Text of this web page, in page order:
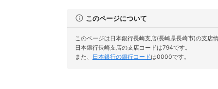
このページについて
このページは日本銀行長崎支店(長崎県長崎市)の支店
日本銀行長崎支店の支店コードは794です。
また、
日本銀行の銀行コードは0000です。